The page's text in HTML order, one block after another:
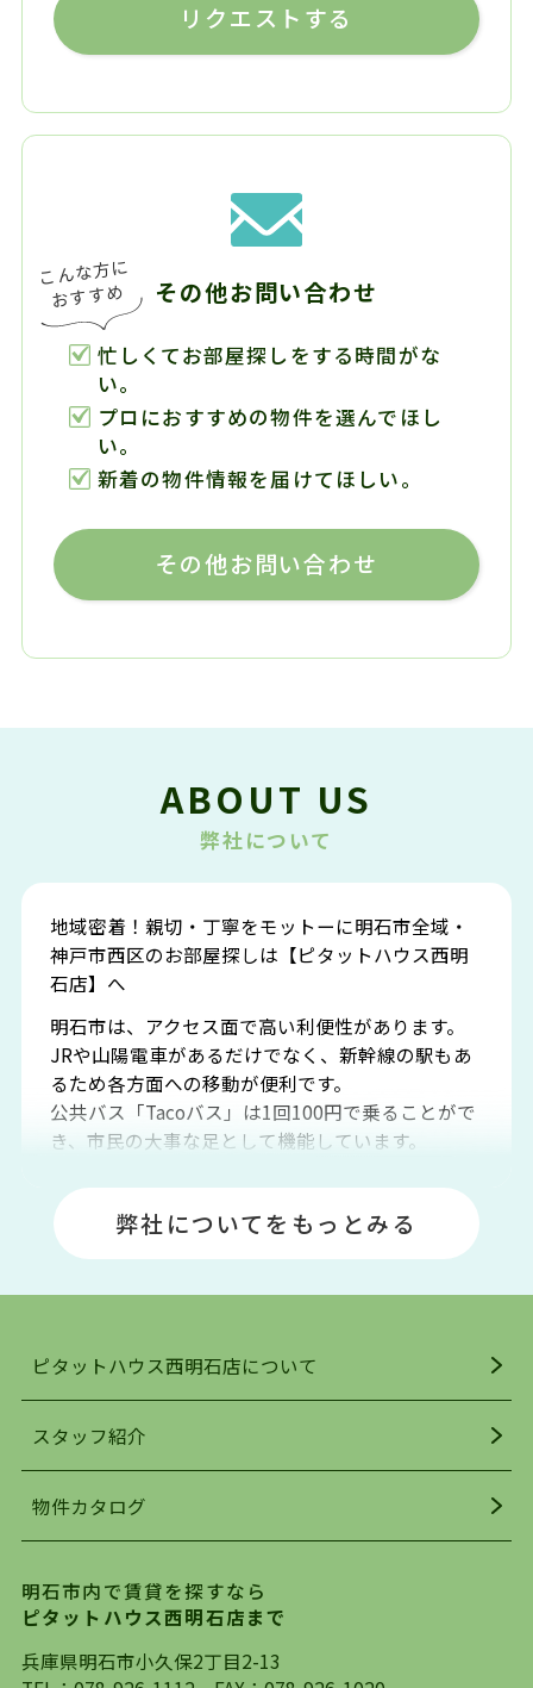
リクエストする
その他お問い合わせ
忙しくてお部屋探しをする時間がな
い。
プロにおすすめの物件を選んでほし
い。
新着の物件情報を届けてほしい。
その他お問い合わせ
ABOUT US
弊社について
地域密着！親切・丁寧をモットーに明石市全域・
神戸市西区のお部屋探しは【ピタットハウス西明
石店】へ
明石市は、アクセス面で高い利便性があります。
JRや山陽電車があるだけでなく、新幹線の駅もあ
るため各方面への移動が便利です。
公共バス「Tacoバス」は1回100円で乗ることがで
き、市民の大事な足として機能しています。
場や釣りスポットが多くあります。JR「大久保
駅」周辺には、ビブレ・イオンをはじめとした買
い物施設も多くあり、買い物にも困りません。
明石駅・西明石駅を中心に、明石市・神戸市西区
でお部屋探している方は、ぜひ当ＨＰにて物件を
お探しになってください。弊社は、スタッフの平
を行っており地域最大級の情報取扱量を誇ってお
ります。店頭で限られた物件をご紹介する、従来
自身でインターネットを利用し、理想のお部屋を
探していただき、選択していただいた物件情報に
対して、専門知識を持ったスタッフがサポートさ
弊社についてをもっとみる
ピタットハウス西明石店について
スタッフ紹介
物件カタログ
明石市内で賃貸を探すなら
ピタットハウス西明石店まで
兵庫県明石市小久保2丁目2-13